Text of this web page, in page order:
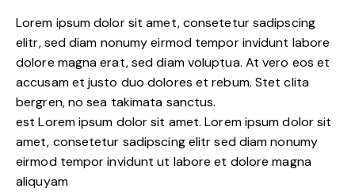
Lorem ipsum dolor sit amet, consetetur sadipscing
elitr, sed diam nonumy eirmod tempor invidunt labore
dolore magna erat, sed diam voluptua. At vero eos et
accusam et justo duo dolores et rebum. Stet clita
bergren, no sea takimata sanctus.
est Lorem ipsum dolor sit amet. Lorem ipsum dolor sit
amet, consetetur sadipscing elitr sed diam nonumy
eirmod tempor invidunt ut labore et dolore magna
aliquyam